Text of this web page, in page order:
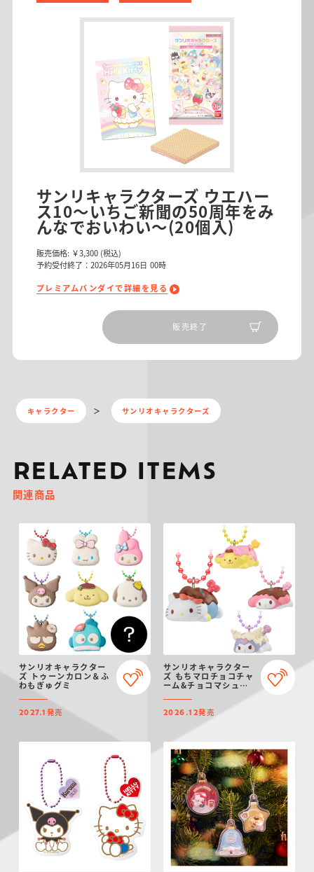
サンリキャラクターズ ウエハー
ス10～いちご新聞の50周年をみ
んなでおいわい～(20個入)
販売価格: ￥3,300 (税込)
予約受付終了：2026年05月16日 00時
プレミアムバンダイで詳細を見る
販売終了
キャラクター サンリオキャラクターズ
RELATED ITEMS
関連商品
サンリオキャラクター
ズ トゥーンカロン＆ふ
わもぎゅグミ
2027.1 発売
サンリオキャラクター
ズ もちマロチョコチャ
ーム&チョコマシュマ
2026.12発売